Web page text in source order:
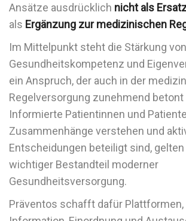
Ansätze ausdrücklich nicht als
als Ergänzung zur medizinischen
Im Mittelpunkt steht die Stärkung von
Gesundheitskompetenz und
ein Anspruch, der auch in der
Regelversorgung zunehmend betont
Informierte Patientinnen und
Zusammenhänge verstehen und
Entscheidungen beteiligt sind,
wichtiger Bestandteil moderner
Gesundheitsversorgung.
Präventos schafft dafür Plattformen,